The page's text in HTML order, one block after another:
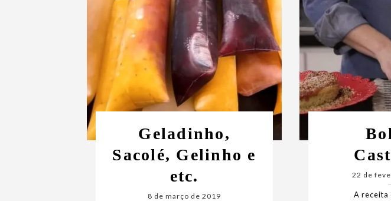
Geladinho,
Sacolé, Gelinho e
etc.
8 de março de 2019
22 de
A receita